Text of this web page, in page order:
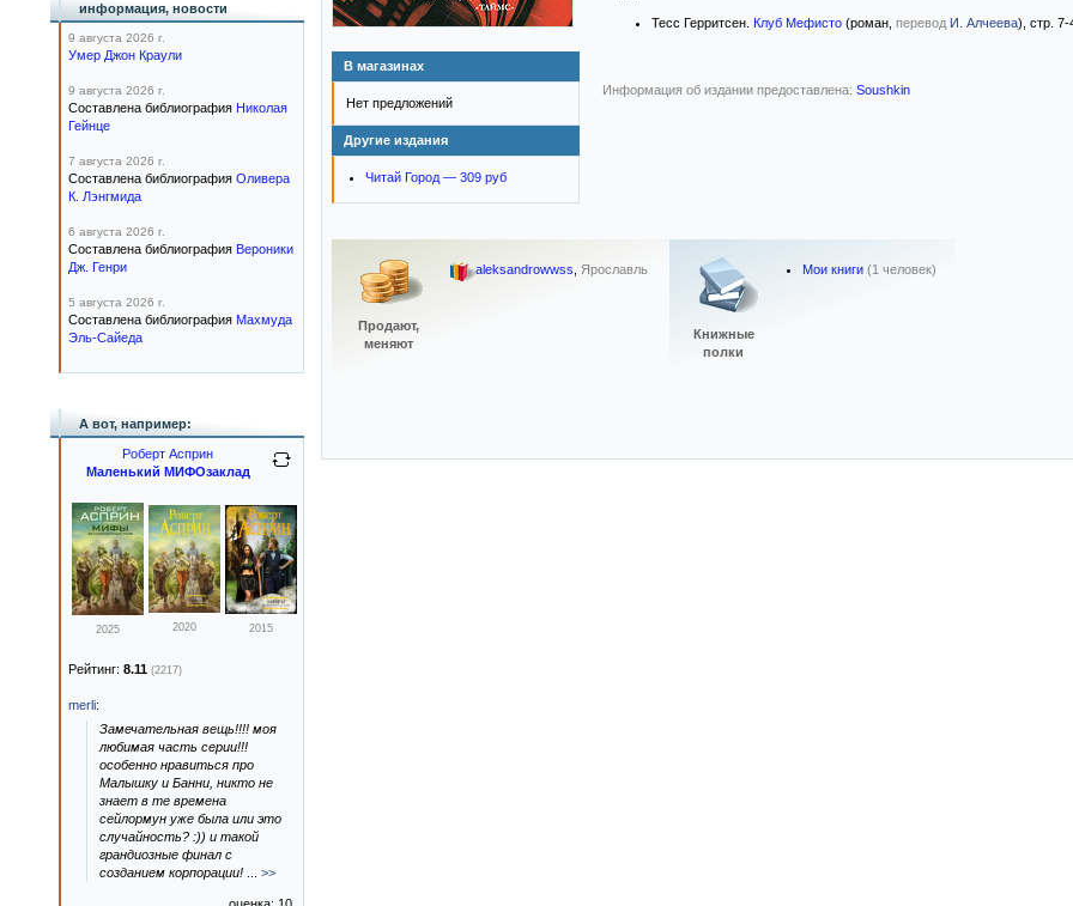
В магазинах
Нет предложений
Другие издания
Читай Город — 309 руб
Тесс Герритсен. Клуб Мефисто (роман, перевод И. Алчеева), стр. 7-
Информация об издании предоставлена: Soushkin
Продают,
меняют
aleksandrowwss, Ярославль
Книжные
полки
Мои книги (1 человек)
информация, новости
9 августа 2026 г.
Умер Джон Краули
9 августа 2026 г.
Составлена библиография Николая
Гейнце
7 августа 2026 г.
Составлена библиография Оливера
К. Лэнгмида
6 августа 2026 г.
Составлена библиография Вероники
Дж. Генри
5 августа 2026 г.
Составлена библиография Махмуда
Эль-Сайеда
А вот, например:
Роберт Асприн
Маленький МИФОзаклад
2025 2020 2015
Рейтинг: 8.11 (2217)
merli:
Замечательная вещь!!!! моя
любимая часть серии!!!
особенно нравиться про
Малышку и Банни, никто не
знает в те времена
сейлормун уже была или это
случайность? :)) и такой
грандиозные финал с
созданием корпорации!
>>